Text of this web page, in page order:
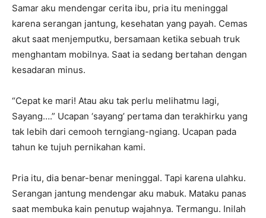
Samar aku mendengar cerita ibu, pria itu meninggal
karena serangan jantung, kesehatan yang payah. Cemas
akut saat menjemputku, bersamaan ketika sebuah truk
menghantam mobilnya. Saat ia sedang bertahan dengan
kesadaran minus.
“Cepat ke mari! Atau aku tak perlu melihatmu lagi,
Sayang….” Ucapan ‘sayang’ pertama dan terakhirku yang
tak lebih dari cemooh terngiang-ngiang. Ucapan pada
tahun ke tujuh pernikahan kami.
Pria itu, dia benar-benar meninggal. Tapi karena ulahku.
Serangan jantung mendengar aku mabuk. Mataku panas
saat membuka kain penutup wajahnya. Termangu. Inilah